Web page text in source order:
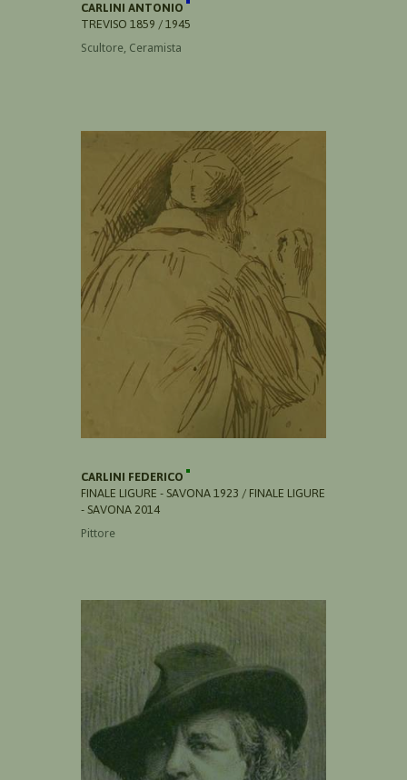
CARLINI ANTONIO
TREVISO 1859 / 1945
Scultore, Ceramista
CARLINI FEDERICO
FINALE LIGURE - SAVONA 1923 / FINALE LIGURE
- SAVONA 2014
Pittore